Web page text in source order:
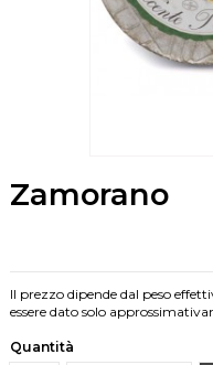
Zamorano
Il prezzo dipende dal peso
essere dato solo
Quantità